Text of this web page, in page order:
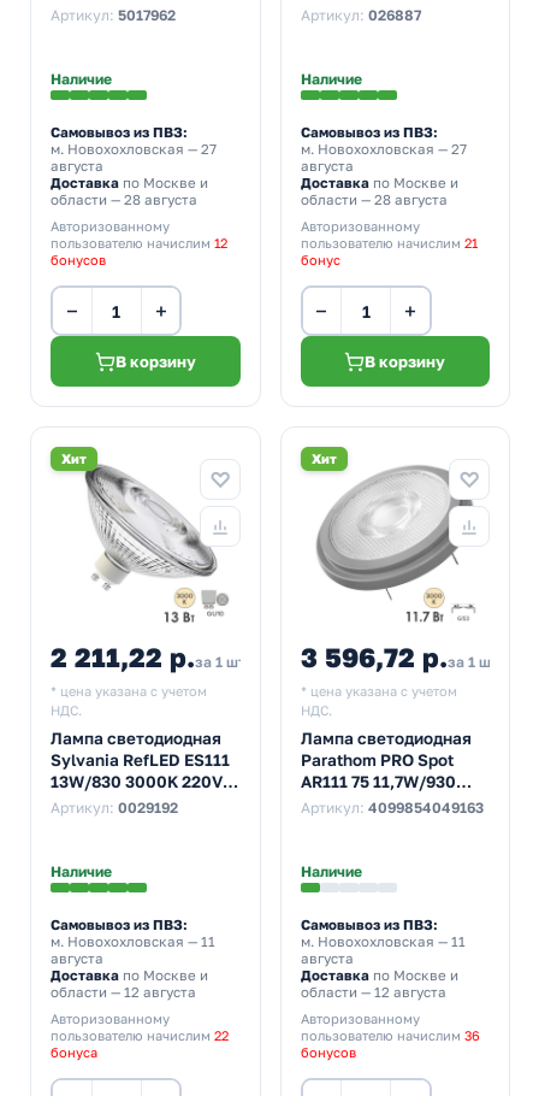
G53 185-265V
Артикул: 5017962
Наличие
Самовывоз из ПВЗ:
м. Новохохловская — 27
августа
Доставка по Москве и
области — 28 августа
Авторизованному
пользователю начислим 12
бонусов
− +
В корзину
3000K 12V 120° 950Lm
Артикул: 026887
Наличие
Самовывоз из ПВЗ:
м. Новохохловская — 27
августа
Доставкапо Москве и
области — 28 августа
Авторизованному
пользователю начислим 21
бонус
− +
В корзину
Хит
2 211,22 р.за 1 шт
* цена указана с учетом
НДС.
Лампа светодиодная
Sylvania RefLED ES111
13W/830 3000K 220V
GU10 1150Lm DIM 25°
Артикул: 0029192
Наличие
Самовывоз из ПВЗ:
м. Новохохловская — 11
августа
Доставка по Москве и
области — 12 августа
Авторизованному
пользователю начислим 22
бонуса
Хит
3 596,72 р.за 1 шт
* цена указана с учетом
НДС.
Лампа светодиодная
Parathom PRO Spot
AR111 75 11,7W/930
3000K 12V G53 40°
Артикул: 4099854049163
Наличие
Самовывоз из ПВЗ:
м. Новохохловская — 11
августа
Доставкапо Москве и
области — 12 августа
Авторизованному
пользователю начислим 36
бонусов